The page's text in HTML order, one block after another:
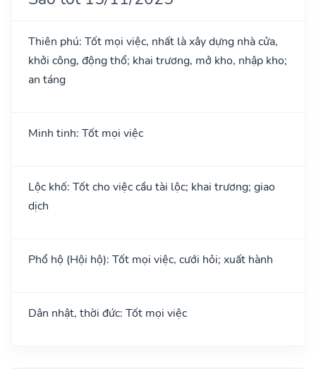
Thiên phú: Tốt mọi việc, nhất là xây dựng nhà cửa,
khởi công, động thổ; khai trương, mở kho, nhập kho;
an táng
Minh tinh: Tốt mọi việc
Lộc khố: Tốt cho việc cầu tài lộc; khai trương; giao
dịch
Phổ hộ (Hội hộ): Tốt mọi việc, cưới hỏi; xuất hành
Dân nhật, thời đức: Tốt mọi việc